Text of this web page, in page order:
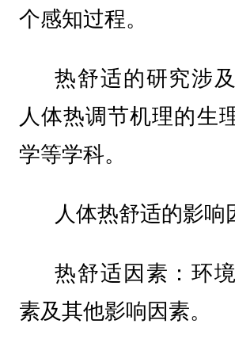
个感知过程。
热舒适的研究涉
人体热调节机理的生
学等学科。
人体热舒适的影响
热舒适因素：环
素及其他影响因素。